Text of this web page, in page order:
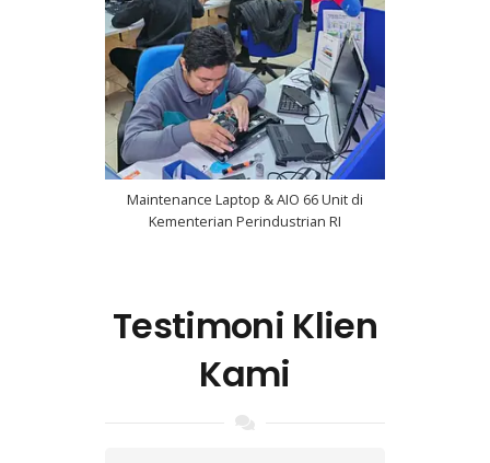
Maintenance Laptop & AIO 66 Unit di
Kementerian Perindustrian RI
Testimoni Klien
Kami